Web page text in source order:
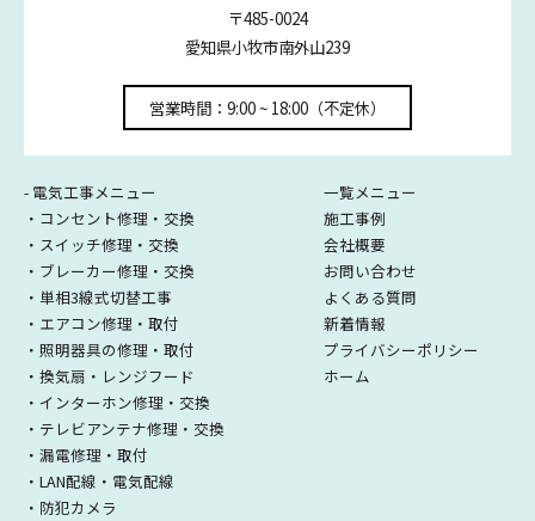
〒485-0024
愛知県小牧市南外山239
営業時間：9:00 ~ 18:00（不定休）
- 電気工事メニュー
・コンセント修理・交換
・スイッチ修理・交換
・ブレーカー修理・交換
・単相3線式切替工事
・エアコン修理・取付
・照明器具の修理・取付
・換気扇・レンジフード
・インターホン修理・交換
・テレビアンテナ修理・交換
・漏電修理・取付
・LAN配線・電気配線
・防犯カメラ
一覧メニュー
施工事例
会社概要
お問い合わせ
よくある質問
新着情報
プライバシーポリシー
ホーム